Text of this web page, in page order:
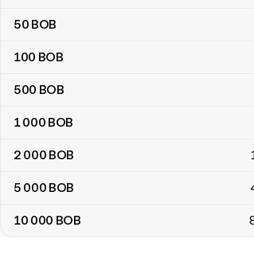
50 BOB
100 BOB
500 BOB
1 000 BOB
2 000 BOB
5 000 BOB
10 000 BOB